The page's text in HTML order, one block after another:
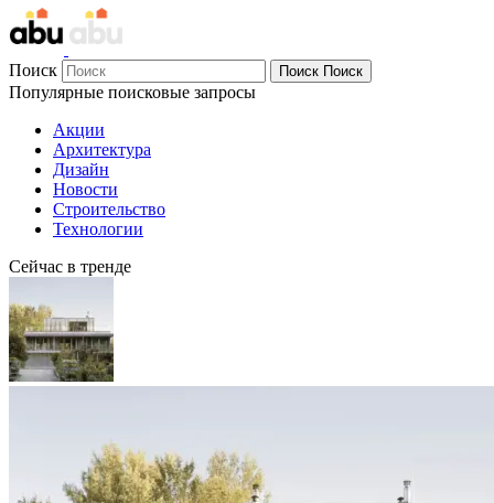
Поиск Поиск Поиск
Популярные поисковые запросы
Акции
Архитектура
Дизайн
Новости
Строительство
Технологии
Сейчас в тренде